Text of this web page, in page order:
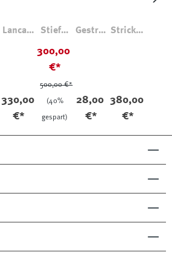
Lancast
330,00
€*
Stiefel
Leather
man
300,00
€*
500,00 €*
(40%
gespart)
Gestrei
28,00
€*
Strickja
Bouclé
380,00
€*